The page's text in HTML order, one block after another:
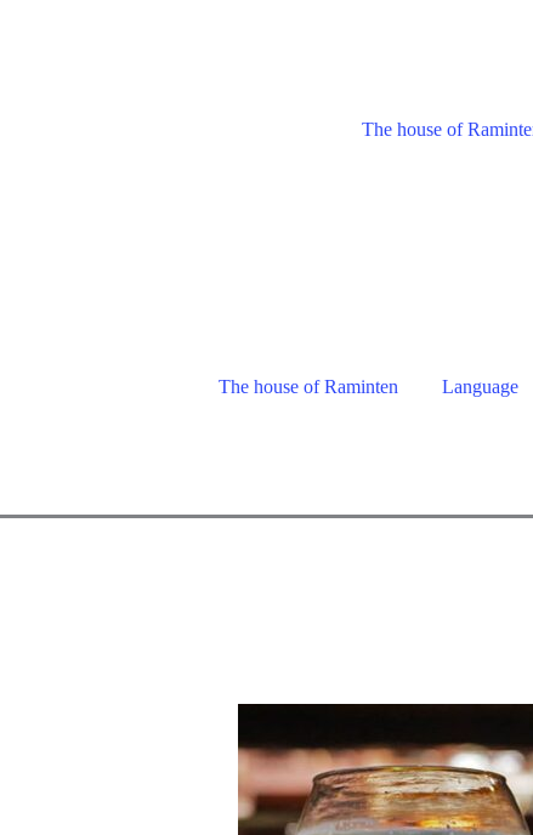
The house of
The house of Raminten Language